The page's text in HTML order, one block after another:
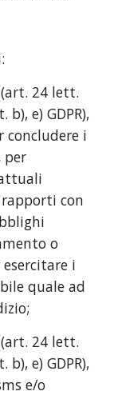
(art. 24 lett.
e) GDPR),
concludere i
per
con
o
i
quale ad
(art. 24 lett.
e) GDPR),
e/o